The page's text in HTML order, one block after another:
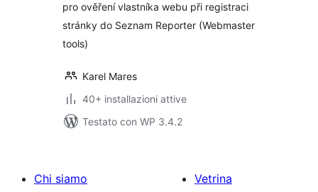
pro ověření vlastníka webu při registraci
stránky do Seznam Reporter (Webmaster
tools)
Karel Mares
40+ installazioni attive
Testato con WP 3.4.2
Chi siamo
Vetrina